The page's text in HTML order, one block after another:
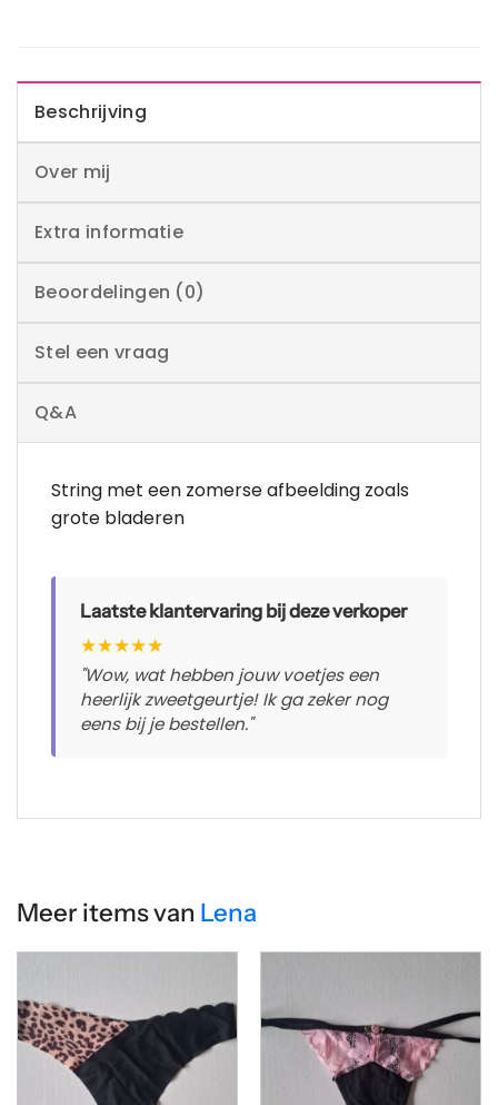
Beschrijving
Over mij
Extra informatie
Beoordelingen (0)
Stel een vraag
Q&A
String met een zomerse afbeelding zoals
grote bladeren
Laatste klantervaring bij deze verkoper
★★★★★
"Wow, wat hebben jouw voetjes een
heerlijk zweetgeurtje! Ik ga zeker nog
eens bij je bestellen."
Meer items van Lena